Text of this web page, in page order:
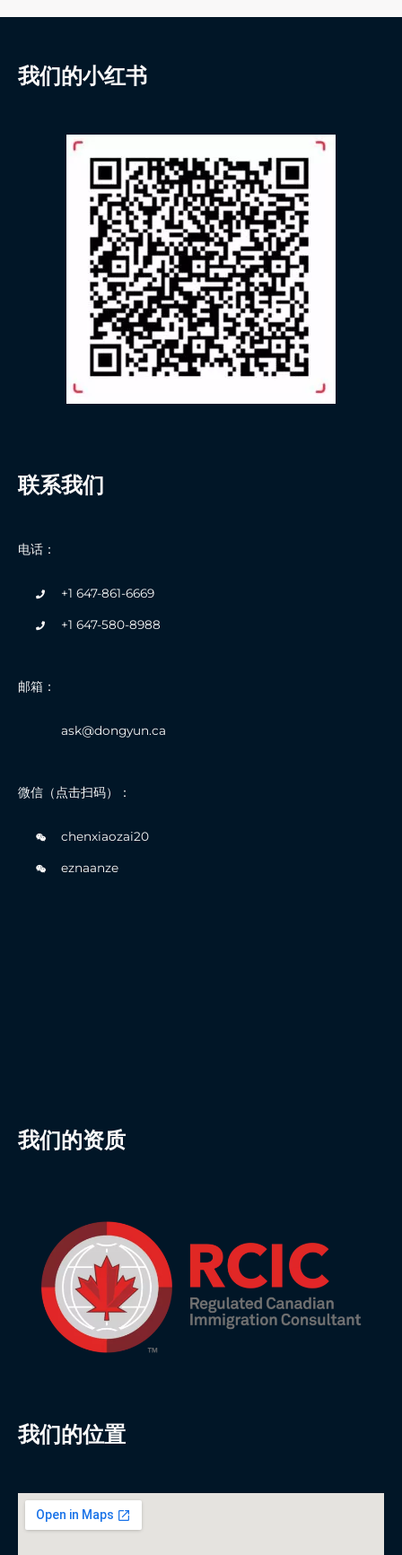
我们的小红书
联系我们
电话：
+1 647-861-6669
+1 647-580-8988
邮箱：
ask@dongyun.ca
微信（点击扫码）：
chenxiaozai20
eznaanze
我们的资质
我们的位置